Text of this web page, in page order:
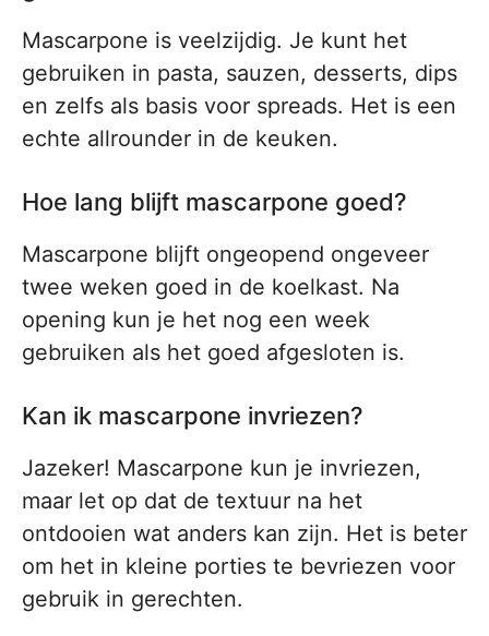
Mascarpone is veelzijdig. Je kunt het
gebruiken in pasta, sauzen, desserts, dips
en zelfs als basis voor spreads. Het is een
echte allrounder in de keuken.
Hoe lang blijft mascarpone goed?
Mascarpone blijft ongeopend ongeveer
twee weken goed in de koelkast. Na
opening kun je het nog een week
gebruiken als het goed afgesloten is.
Kan ik mascarpone invriezen?
Jazeker! Mascarpone kun je invriezen,
maar let op dat de textuur na het
ontdooien wat anders kan zijn. Het is beter
om het in kleine porties te bevriezen voor
gebruik in gerechten.